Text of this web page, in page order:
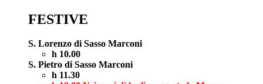
FESTIVE
S. Lorenzo di Sasso Marconi
h 10.00
S. Pietro di Sasso Marconi
h 11.30